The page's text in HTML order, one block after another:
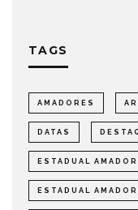
TAGS
AMADORES
DATAS
ESTADUAL
ESTADUAL